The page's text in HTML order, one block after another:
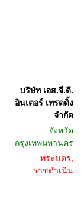
บริษัท เอส.จี.ดี.
อินเตอร์ เทรดดิ้ง
จำกัด
จังหวัด
กรุงเทพมหานคร
พระนคร,
ราชดำเนิน